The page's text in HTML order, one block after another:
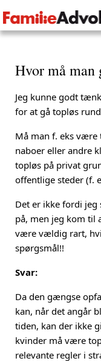
Hvor må man
Jeg kunne godt
for at gå topløs
Må man f. eks være
naboer eller andre
topløs på privat
offentlige steder (f.
Det er ikke fordi
på, men jeg kom til
være vældig rart,
spørgsmål!!
Svar:
Da den gængse
kan, når det angår
tiden, kan der ikke
kvinder må være
relevante regler i